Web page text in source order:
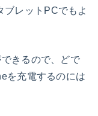
ブレットPCでもよ
きるので、どで
を充電するのには